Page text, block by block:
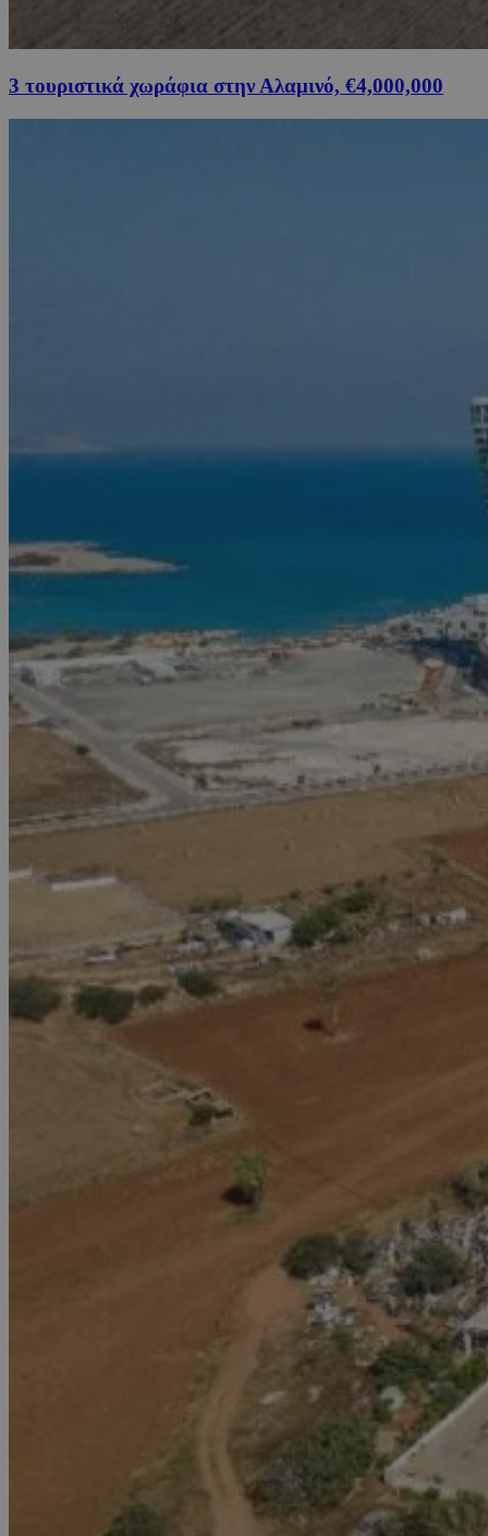
3 τουριστικά χωράφια στην Αλαμινό, €4,000,000